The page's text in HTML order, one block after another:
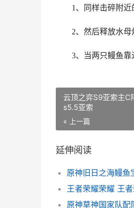
1、同样击碎附近
2、然后释放水母
3、当两只鳗鱼靠近
云顶之弈S9亚索主
s5.5亚索
« 上一篇
延伸阅读
王者荣耀荣耀 王